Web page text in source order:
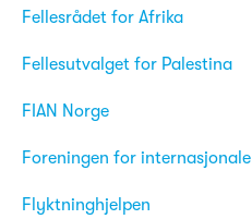
Fellesrådet for Afrika
Fellesutvalget for Palestina
FIAN Norge
Foreningen for
Flyktninghjelpen